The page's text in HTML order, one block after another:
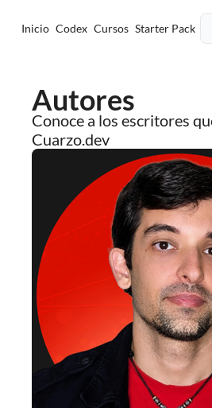
Inicio Codex Cursos Starter Pack
Autores
Conoce a los escritores
Cuarzo.dev